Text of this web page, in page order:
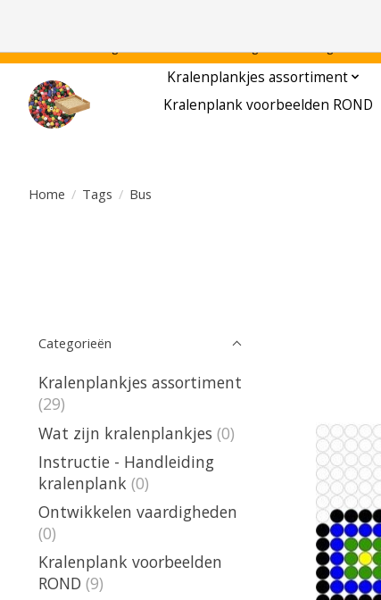
Kralenplankjes assortiment
Kralenplank voorbeelden ROND
Home / Tags / Bus
Categorieën
Kralenplankjes assortiment
(29)
Wat zijn kralenplankjes (0)
Instructie - Handleiding
kralenplank (0)
Ontwikkelen vaardigheden
(0)
Kralenplank voorbeelden
ROND (9)